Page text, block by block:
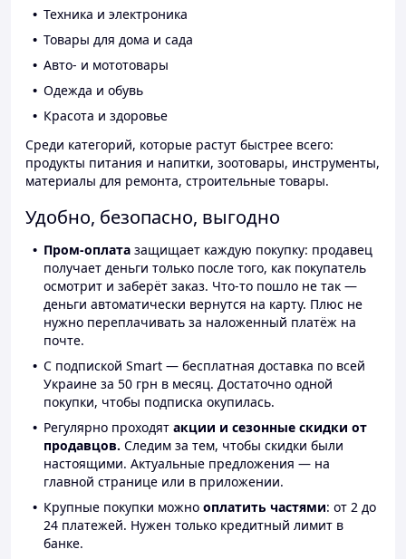
Техника и электроника
Товары для дома и сада
Авто- и мототовары
Одежда и обувь
Красота и здоровье
Среди категорий, которые растут быстрее всего:
продукты питания и напитки, зоотовары, инструменты,
материалы для ремонта, строительные товары.
Удобно, безопасно, выгодно
Пром-оплата защищает каждую покупку: продавец
получает деньги только после того, как покупатель
осмотрит и заберёт заказ. Что-то пошло не так —
деньги автоматически вернутся на карту. Плюс не
нужно переплачивать за наложенный платёж на
почте.
С подпиской Smart — бесплатная доставка по всей
Украине за 50 грн в месяц. Достаточно одной
покупки, чтобы подписка окупилась.
Регулярно проходят акции и сезонные скидки от
продавцов. Следим за тем, чтобы скидки были
настоящими. Актуальные предложения — на
главной странице или в приложении.
Крупные покупки можно оплатить частями: от 2 до
24 платежей. Нужен только кредитный лимит в
банке.